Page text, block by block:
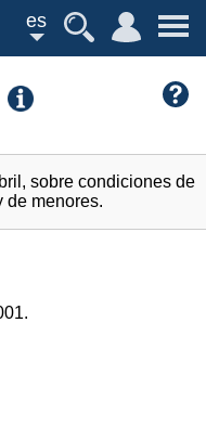
es
sobre condiciones de
de menores.